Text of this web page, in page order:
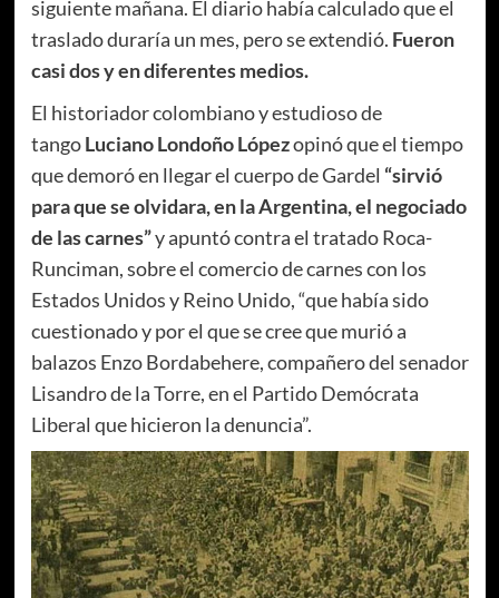
siguiente mañana. El diario había calculado que el
traslado duraría un mes, pero se extendió. Fueron
casi dos y en diferentes medios.
El historiador colombiano y estudioso de
tangoLuciano Londoño Lópezopinó que el tiempo
que demoró en llegar el cuerpo de Gardel “sirvió
para que se olvidara, en la Argentina, el negociado
de las carnes”y apuntó contra el tratado Roca-
Runciman, sobre el comercio de carnes con los
Estados Unidos y Reino Unido, “que había sido
cuestionado y por el que se cree que murió a
balazos Enzo Bordabehere, compañero del senador
Lisandro de la Torre, en el Partido Demócrata
Liberal que hicieron la denuncia”.